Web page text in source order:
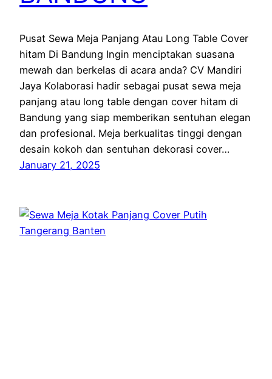
Pusat Sewa Meja Panjang Atau Long Table Cover
hitam Di Bandung Ingin menciptakan suasana
mewah dan berkelas di acara anda? CV Mandiri
Jaya Kolaborasi hadir sebagai pusat sewa meja
panjang atau long table dengan cover hitam di
Bandung yang siap memberikan sentuhan elegan
dan profesional. Meja berkualitas tinggi dengan
desain kokoh dan sentuhan dekorasi cover…
January 21, 2025